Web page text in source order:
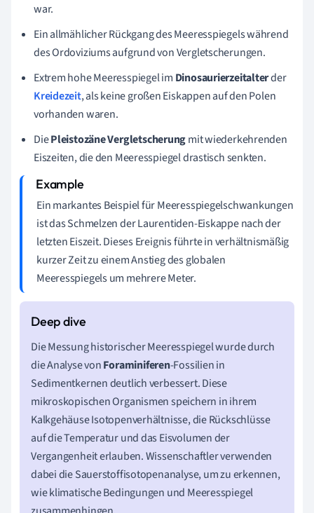
war.
Ein allmählicher Rückgang des Meeresspiegels während
des Ordoviziums aufgrund von Vergletscherungen.
Extrem hohe Meeresspiegel im Dinosaurierzeitalterder
Kreidezeit, als keine großen Eiskappen auf den Polen
vorhanden waren.
DiePleistozäne Vergletscherungmit wiederkehrenden
Eiszeiten, die den Meeresspiegel drastisch senkten.
Ein markantes Beispiel für Meeresspiegelschwankungen
ist das Schmelzen der Laurentiden-Eiskappe nach der
letzten Eiszeit. Dieses Ereignis führte in verhältnismäßig
kurzer Zeit zu einem Anstieg des globalen
Meeresspiegels um mehrere Meter.
Die Messung historischer Meeresspiegel wurde durch
die Analyse vonForaminiferen-Fossilien in
Sedimentkernen deutlich verbessert. Diese
mikroskopischen Organismen speichern in ihrem
Kalkgehäuse Isotopenverhältnisse, die Rückschlüsse
auf die Temperatur und das Eisvolumen der
Vergangenheit erlauben. Wissenschaftler verwenden
dabei die Sauerstoffisotopenanalyse, um zu erkennen,
wie klimatische Bedingungen und Meeresspiegel